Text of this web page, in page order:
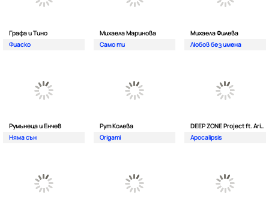
Графа и Тино
Фиаско
Михаела Маринова
Само ти
Михаела Филева
Любов без имена
Румънеца и Енчев
Няма сън
Рут Колева
Origami
DEEP ZONE Project ft. Aristos Constantinou
Apocalipsis